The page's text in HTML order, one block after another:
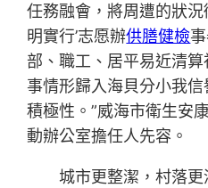
任務融會，將周遭的狀況
明實行’志愿辦供膳健檢
部、職工、居平易近清
事情形歸入海貝分小我
積極性。”威海市衛生安
動辦公室擔任人先容。
城市更整潔，村落